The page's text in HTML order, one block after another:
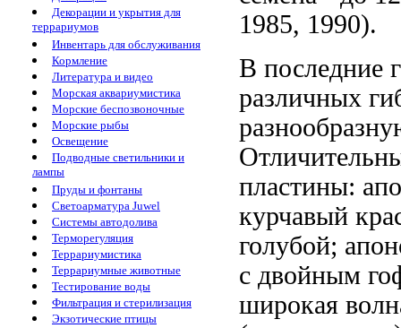
Декорации и укрытия для
террариумов
Инвентарь для обслуживания
Кормление
Литература и видео
Морская аквариумистика
Морские беспозвоночные
Морские рыбы
Освещение
Подводные светильники и
лампы
Пруды и фонтаны
Светоарматура Juwel
Системы автодолива
Терморегуляция
Террариумистика
Террариумные животные
Тестирование воды
Фильтрация и стерилизация
Экзотические птицы
1985, 1990).
В последние
различных
пластины:
курчавый
голубой;
с двойным
широкая